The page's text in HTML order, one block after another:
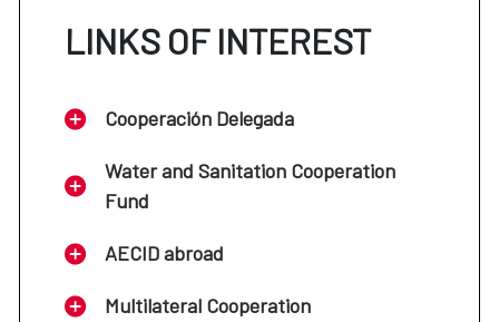
programas emprendidos por gobiernos, organizaciones
base en la excelencia y la innovación en el campo de la
alfabetización.
El Premio Rey Sejong presta especial atención al
desarrollo de la alfabetización basada en la lengua
materna.
LINKS OF INTEREST
Cooperación Delegada
Water and Sanitation Cooperation
Fund
AECID abroad
Multilateral Cooperation